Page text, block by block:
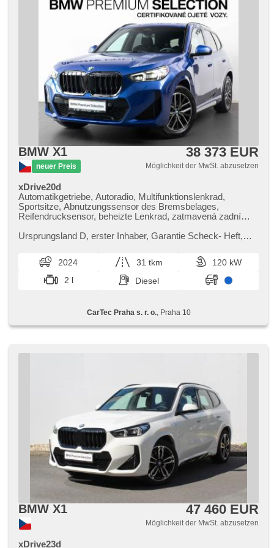
BMW X1
neuer Preis
38 373 EUR
Möglichkeit der MwSt. abzusetzen
xDrive20d
Automatikgetriebe, Autoradio, Multifunktionslenkrad,
Sportsitze, Abnutzungssensor des Bremsbelages,
Reifendrucksensor, beheizte Lenkrad, zatmavená zadní
startování, head-up display, beheizte Sitze, Fahrgestell
Ursprungsland D,​ erster Inhaber,​ Garantie Scheck​- Heft,​
Praha. Pro více inform...
2024 31 tkm
120 kW
2 l
Diesel
CarTec Praha s. r. o., Praha 10
BMW X1 47 460 EUR
Möglichkeit der MwSt. abzusetzen
xDrive23d